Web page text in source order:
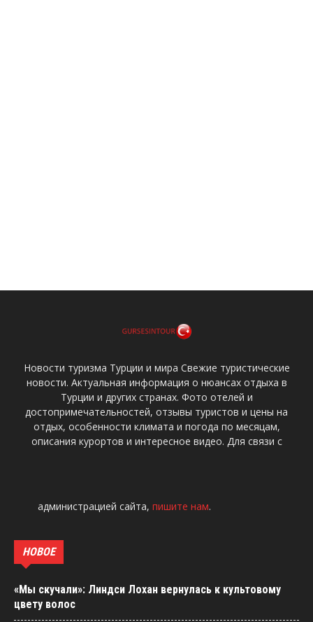
Новости туризма Турции и мира Свежие туристические
новости. Актуальная информация о нюансах отдыха в
Турции и других странах. Фото отелей и
достопримечательностей, отзывы туристов и цены на
отдых, особенности климата и погода по месяцам,
описания курортов и интересное видео. Для связи с
администрацией сайта, пишите нам.
НОВОЕ
«Мы скучали»: Линдси Лохан вернулась к культовому
цвету волос